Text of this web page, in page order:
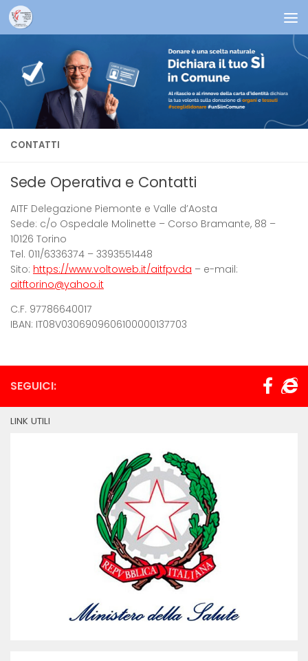
Salta al contenuto
CONTATTI
Sede Operativa e Contatti
AITF Delegazione Piemonte e Valle d’Aosta
Sede: c/o Ospedale Molinette – Corso Bramante, 88 –
10126 Torino
Tel. 011/6336374 – 3393551448
Sito: https://www.voltoweb.it/aitfpvda – e-mail:
aitftorino@yahoo.it
C.F. 97786640017
IBAN: IT08V0306909606100000137703
SEGUICI:
LINK UTILI